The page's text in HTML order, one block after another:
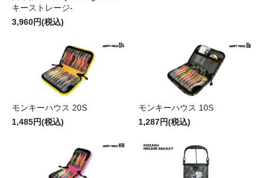
キーストレージ-
3,960円(税込)
モンキーハウス 20S
1,485円(税込)
モンキーハウス 10S
1,287円(税込)